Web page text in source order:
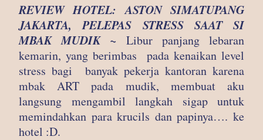
REVIEW HOTEL: ASTON SIMATUPANG
JAKARTA, PELEPAS STRESS SAAT SI
MBAK MUDIK ~
Libur panjang lebaran
kemarin, yang berimbas pada kenaikan level
stress bagi banyak pekerja kantoran karena
mbak ART pada mudik, membuat aku
langsung mengambil langkah sigap untuk
memindahkan para krucils dan papinya…. ke
hotel :D.